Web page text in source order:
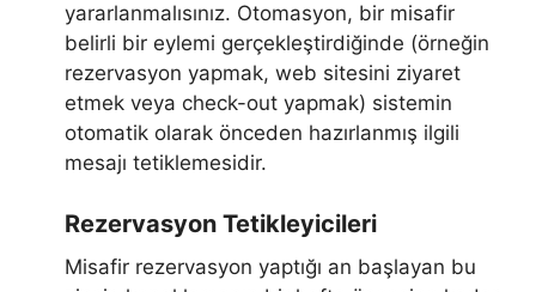
yararlanmalısınız. Otomasyon, bir misafir
belirli bir eylemi gerçekleştirdiğinde (örneğin
rezervasyon yapmak, web sitesini ziyaret
etmek veya check-out yapmak) sistemin
otomatik olarak önceden hazırlanmış ilgili
mesajı tetiklemesidir.
Rezervasyon Tetikleyicileri
Misafir rezervasyon yaptığı an başlayan bu